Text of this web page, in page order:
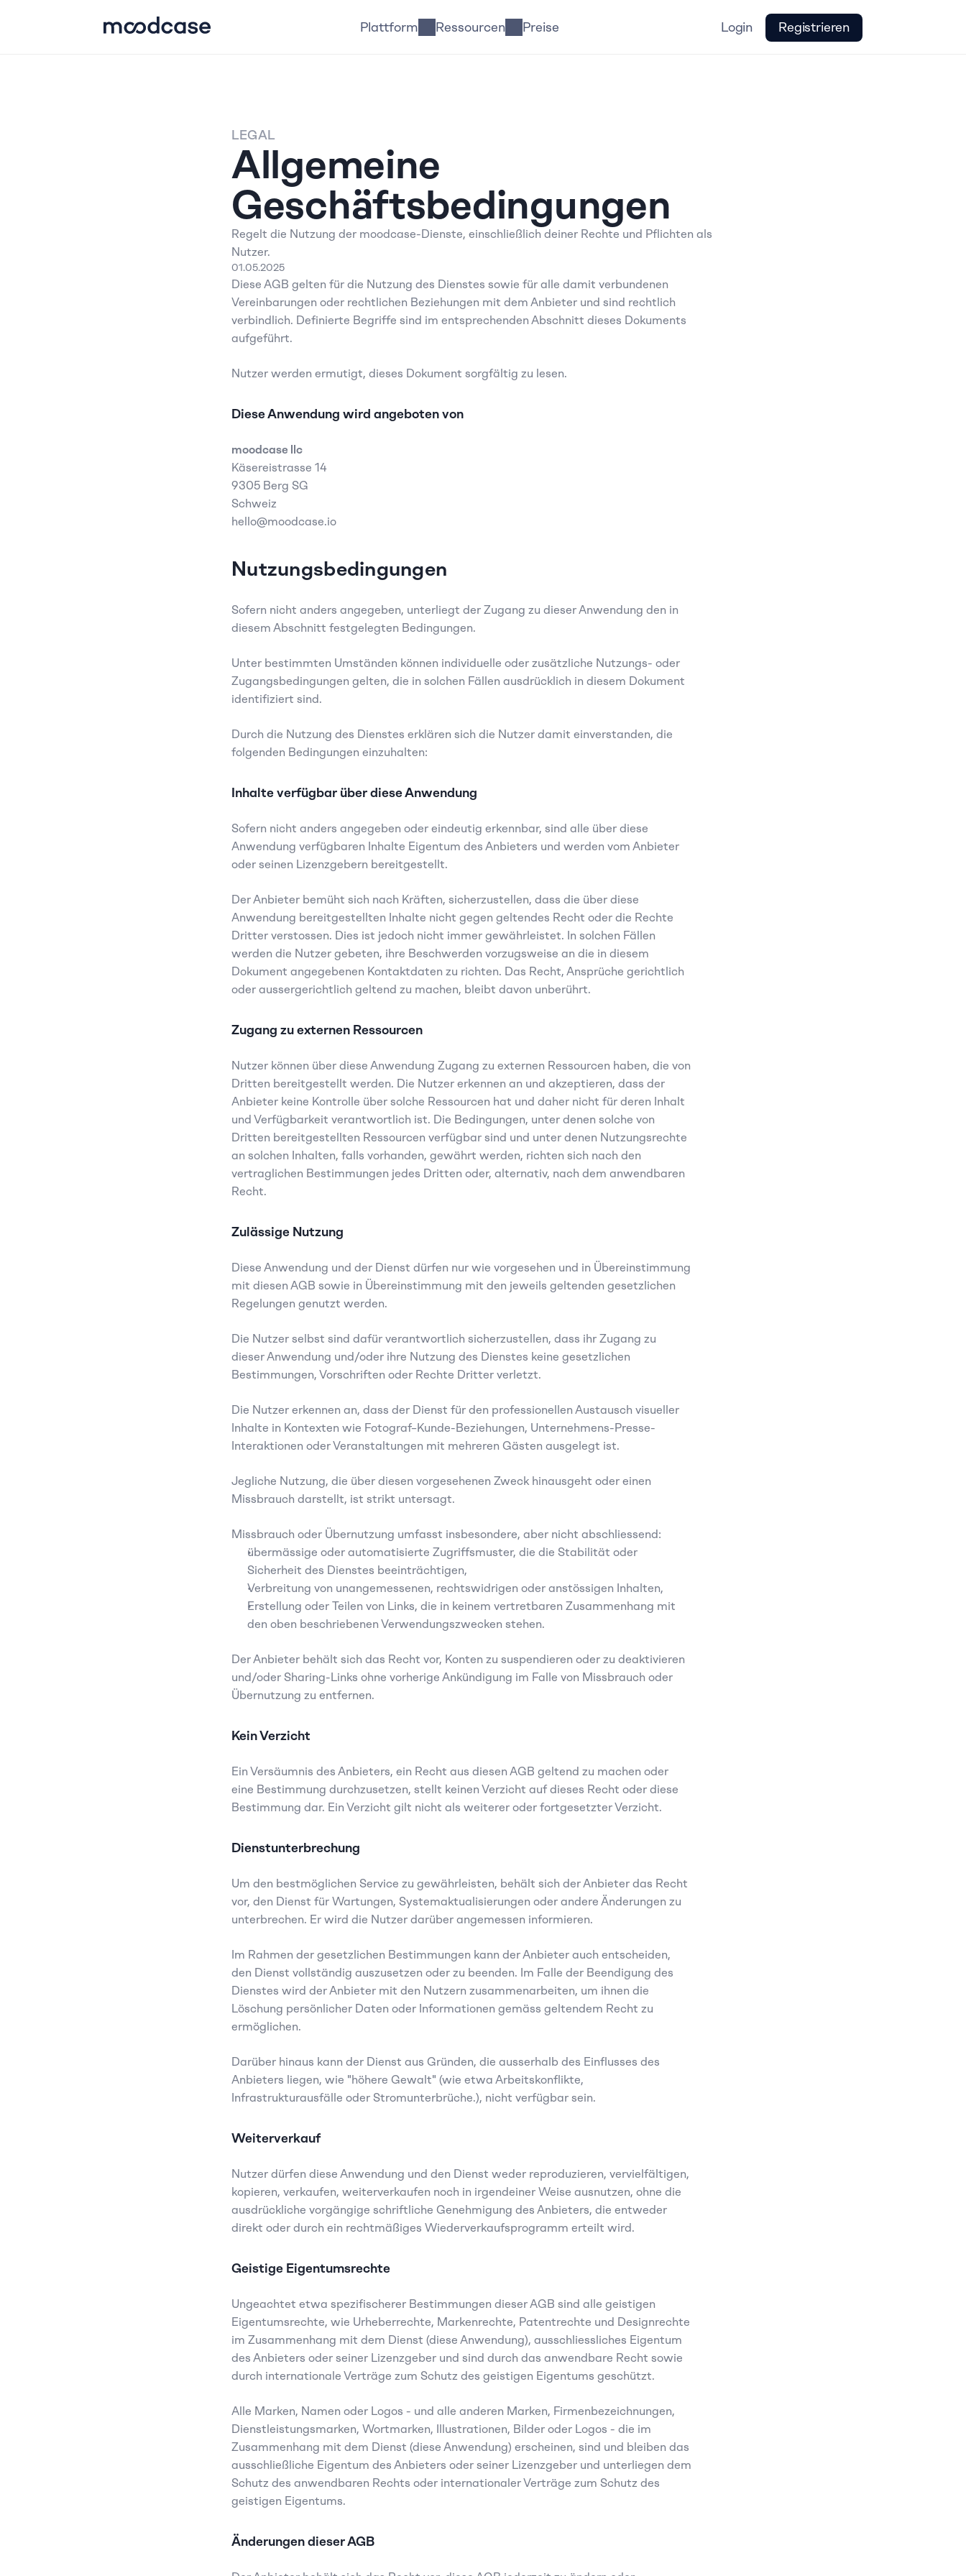
Plattform Ressourcen Preise Login Registrieren
LEGAL
Allgemeine
Geschäftsbedingungen
Regelt die Nutzung der moodcase-Dienste, einschließlich deiner Rechte und Pflichten als
Nutzer.
01.05.2025
Diese AGB gelten für die Nutzung des Dienstes sowie für alle damit verbundenen
Vereinbarungen oder rechtlichen Beziehungen mit dem Anbieter und sind rechtlich
verbindlich. Definierte Begriffe sind im entsprechenden Abschnitt dieses Dokuments
aufgeführt.
Nutzer werden ermutigt, dieses Dokument sorgfältig zu lesen.
Diese Anwendung wird angeboten von
moodcase llc
Käsereistrasse 14
9305 Berg SG
Schweiz
hello@moodcase.io
Nutzungsbedingungen
Sofern nicht anders angegeben, unterliegt der Zugang zu dieser Anwendung den in
diesem Abschnitt festgelegten Bedingungen.
Unter bestimmten Umständen können individuelle oder zusätzliche Nutzungs- oder
Zugangsbedingungen gelten, die in solchen Fällen ausdrücklich in diesem Dokument
identifiziert sind.
Durch die Nutzung des Dienstes erklären sich die Nutzer damit einverstanden, die
folgenden Bedingungen einzuhalten:
Inhalte verfügbar über diese Anwendung
Sofern nicht anders angegeben oder eindeutig erkennbar, sind alle über diese
Anwendung verfügbaren Inhalte Eigentum des Anbieters und werden vom Anbieter
oder seinen Lizenzgebern bereitgestellt.
Der Anbieter bemüht sich nach Kräften, sicherzustellen, dass die über diese
Anwendung bereitgestellten Inhalte nicht gegen geltendes Recht oder die Rechte
Dritter verstossen. Dies ist jedoch nicht immer gewährleistet. In solchen Fällen
werden die Nutzer gebeten, ihre Beschwerden vorzugsweise an die in diesem
Dokument angegebenen Kontaktdaten zu richten. Das Recht, Ansprüche gerichtlich
oder aussergerichtlich geltend zu machen, bleibt davon unberührt.
Zugang zu externen Ressourcen
Nutzer können über diese Anwendung Zugang zu externen Ressourcen haben, die von
Dritten bereitgestellt werden. Die Nutzer erkennen an und akzeptieren, dass der
Anbieter keine Kontrolle über solche Ressourcen hat und daher nicht für deren Inhalt
und Verfügbarkeit verantwortlich ist. Die Bedingungen, unter denen solche von
Dritten bereitgestellten Ressourcen verfügbar sind und unter denen Nutzungsrechte
an solchen Inhalten, falls vorhanden, gewährt werden, richten sich nach den
vertraglichen Bestimmungen jedes Dritten oder, alternativ, nach dem anwendbaren
Recht.
Zulässige Nutzung
Diese Anwendung und der Dienst dürfen nur wie vorgesehen und in Übereinstimmung
mit diesen AGB sowie in Übereinstimmung mit den jeweils geltenden gesetzlichen
Regelungen genutzt werden.
Die Nutzer selbst sind dafür verantwortlich sicherzustellen, dass ihr Zugang zu
dieser Anwendung und/oder ihre Nutzung des Dienstes keine gesetzlichen
Bestimmungen, Vorschriften oder Rechte Dritter verletzt.
Die Nutzer erkennen an, dass der Dienst für den professionellen Austausch visueller
Inhalte in Kontexten wie Fotograf–Kunde-Beziehungen, Unternehmens-Presse-
Interaktionen oder Veranstaltungen mit mehreren Gästen ausgelegt ist.
Jegliche Nutzung, die über diesen vorgesehenen Zweck hinausgeht oder einen
Missbrauch darstellt, ist strikt untersagt.
Missbrauch oder Übernutzung umfasst insbesondere, aber nicht abschliessend:
übermässige oder automatisierte Zugriffsmuster, die die Stabilität oder
Sicherheit des Dienstes beeinträchtigen,
Verbreitung von unangemessenen, rechtswidrigen oder anstössigen Inhalten,
Erstellung oder Teilen von Links, die in keinem vertretbaren Zusammenhang mit
den oben beschriebenen Verwendungszwecken stehen.
Der Anbieter behält sich das Recht vor, Konten zu suspendieren oder zu deaktivieren
und/oder Sharing-Links ohne vorherige Ankündigung im Falle von Missbrauch oder
Übernutzung zu entfernen.
Kein Verzicht
Ein Versäumnis des Anbieters, ein Recht aus diesen AGB geltend zu machen oder
eine Bestimmung durchzusetzen, stellt keinen Verzicht auf dieses Recht oder diese
Bestimmung dar. Ein Verzicht gilt nicht als weiterer oder fortgesetzter Verzicht.
Dienstunterbrechung
Um den bestmöglichen Service zu gewährleisten, behält sich der Anbieter das Recht
vor, den Dienst für Wartungen, Systemaktualisierungen oder andere Änderungen zu
unterbrechen. Er wird die Nutzer darüber angemessen informieren.
Im Rahmen der gesetzlichen Bestimmungen kann der Anbieter auch entscheiden,
den Dienst vollständig auszusetzen oder zu beenden. Im Falle der Beendigung des
Dienstes wird der Anbieter mit den Nutzern zusammenarbeiten, um ihnen die
Löschung persönlicher Daten oder Informationen gemäss geltendem Recht zu
ermöglichen.
Darüber hinaus kann der Dienst aus Gründen, die ausserhalb des Einflusses des
Anbieters liegen, wie "höhere Gewalt" (wie etwa Arbeitskonflikte,
Infrastrukturausfälle oder Stromunterbrüche.), nicht verfügbar sein.
Weiterverkauf
Nutzer dürfen diese Anwendung und den Dienst weder reproduzieren, vervielfältigen,
kopieren, verkaufen, weiterverkaufen noch in irgendeiner Weise ausnutzen, ohne die
ausdrückliche vorgängige schriftliche Genehmigung des Anbieters, die entweder
direkt oder durch ein rechtmäßiges Wiederverkaufsprogramm erteilt wird.
Geistige Eigentumsrechte
Ungeachtet etwa spezifischerer Bestimmungen dieser AGB sind alle geistigen
Eigentumsrechte, wie Urheberrechte, Markenrechte, Patentrechte und Designrechte
im Zusammenhang mit dem Dienst (diese Anwendung), ausschliessliches Eigentum
des Anbieters oder seiner Lizenzgeber und sind durch das anwendbare Recht sowie
durch internationale Verträge zum Schutz des geistigen Eigentums geschützt.
Alle Marken, Namen oder Logos - und alle anderen Marken, Firmenbezeichnungen,
Dienstleistungsmarken, Wortmarken, Illustrationen, Bilder oder Logos - die im
Zusammenhang mit dem Dienst (diese Anwendung) erscheinen, sind und bleiben das
ausschließliche Eigentum des Anbieters oder seiner Lizenzgeber und unterliegen dem
Schutz des anwendbaren Rechts oder internationaler Verträge zum Schutz des
geistigen Eigentums.
Änderungen dieser AGB